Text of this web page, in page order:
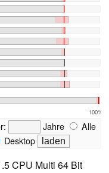
100%
Jahre
Alle
Desktop
CPU Multi 64 Bit